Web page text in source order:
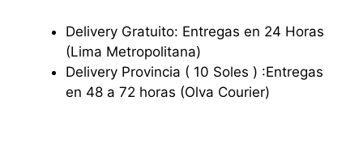
Delivery Gratuito: Entregas en 24 Horas
(Lima Metropolitana)
Delivery Provincia ( 10 Soles ) :Entregas
en 48 a 72 horas (Olva Courier)